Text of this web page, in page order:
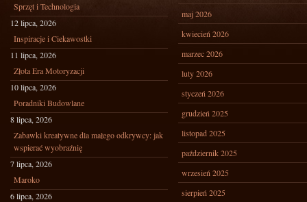
Sprzęt i Technologia
12 lipca, 2026
Inspiracje i Ciekawostki
11 lipca, 2026
Złota Era Motoryzacji
10 lipca, 2026
Poradniki Budowlane
8 lipca, 2026
Zabawki kreatywne dla małego odkrywcy: jak
wspierać wyobraźnię
7 lipca, 2026
Maroko
6 lipca, 2026
maj 2026
kwiecień 2026
marzec 2026
luty 2026
styczeń 2026
grudzień 2025
listopad 2025
październik 2025
wrzesień 2025
sierpień 2025